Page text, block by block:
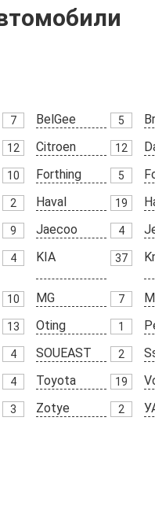
7 BelGee 5
12 Citroen 12
10 Forthing 5
2 Haval 19
9 Jaecoo 4
4 KIA 37
10 MG 7
13 Oting 1
4 SOUEAST 2
4 Toyota 19
3 Zotye 2